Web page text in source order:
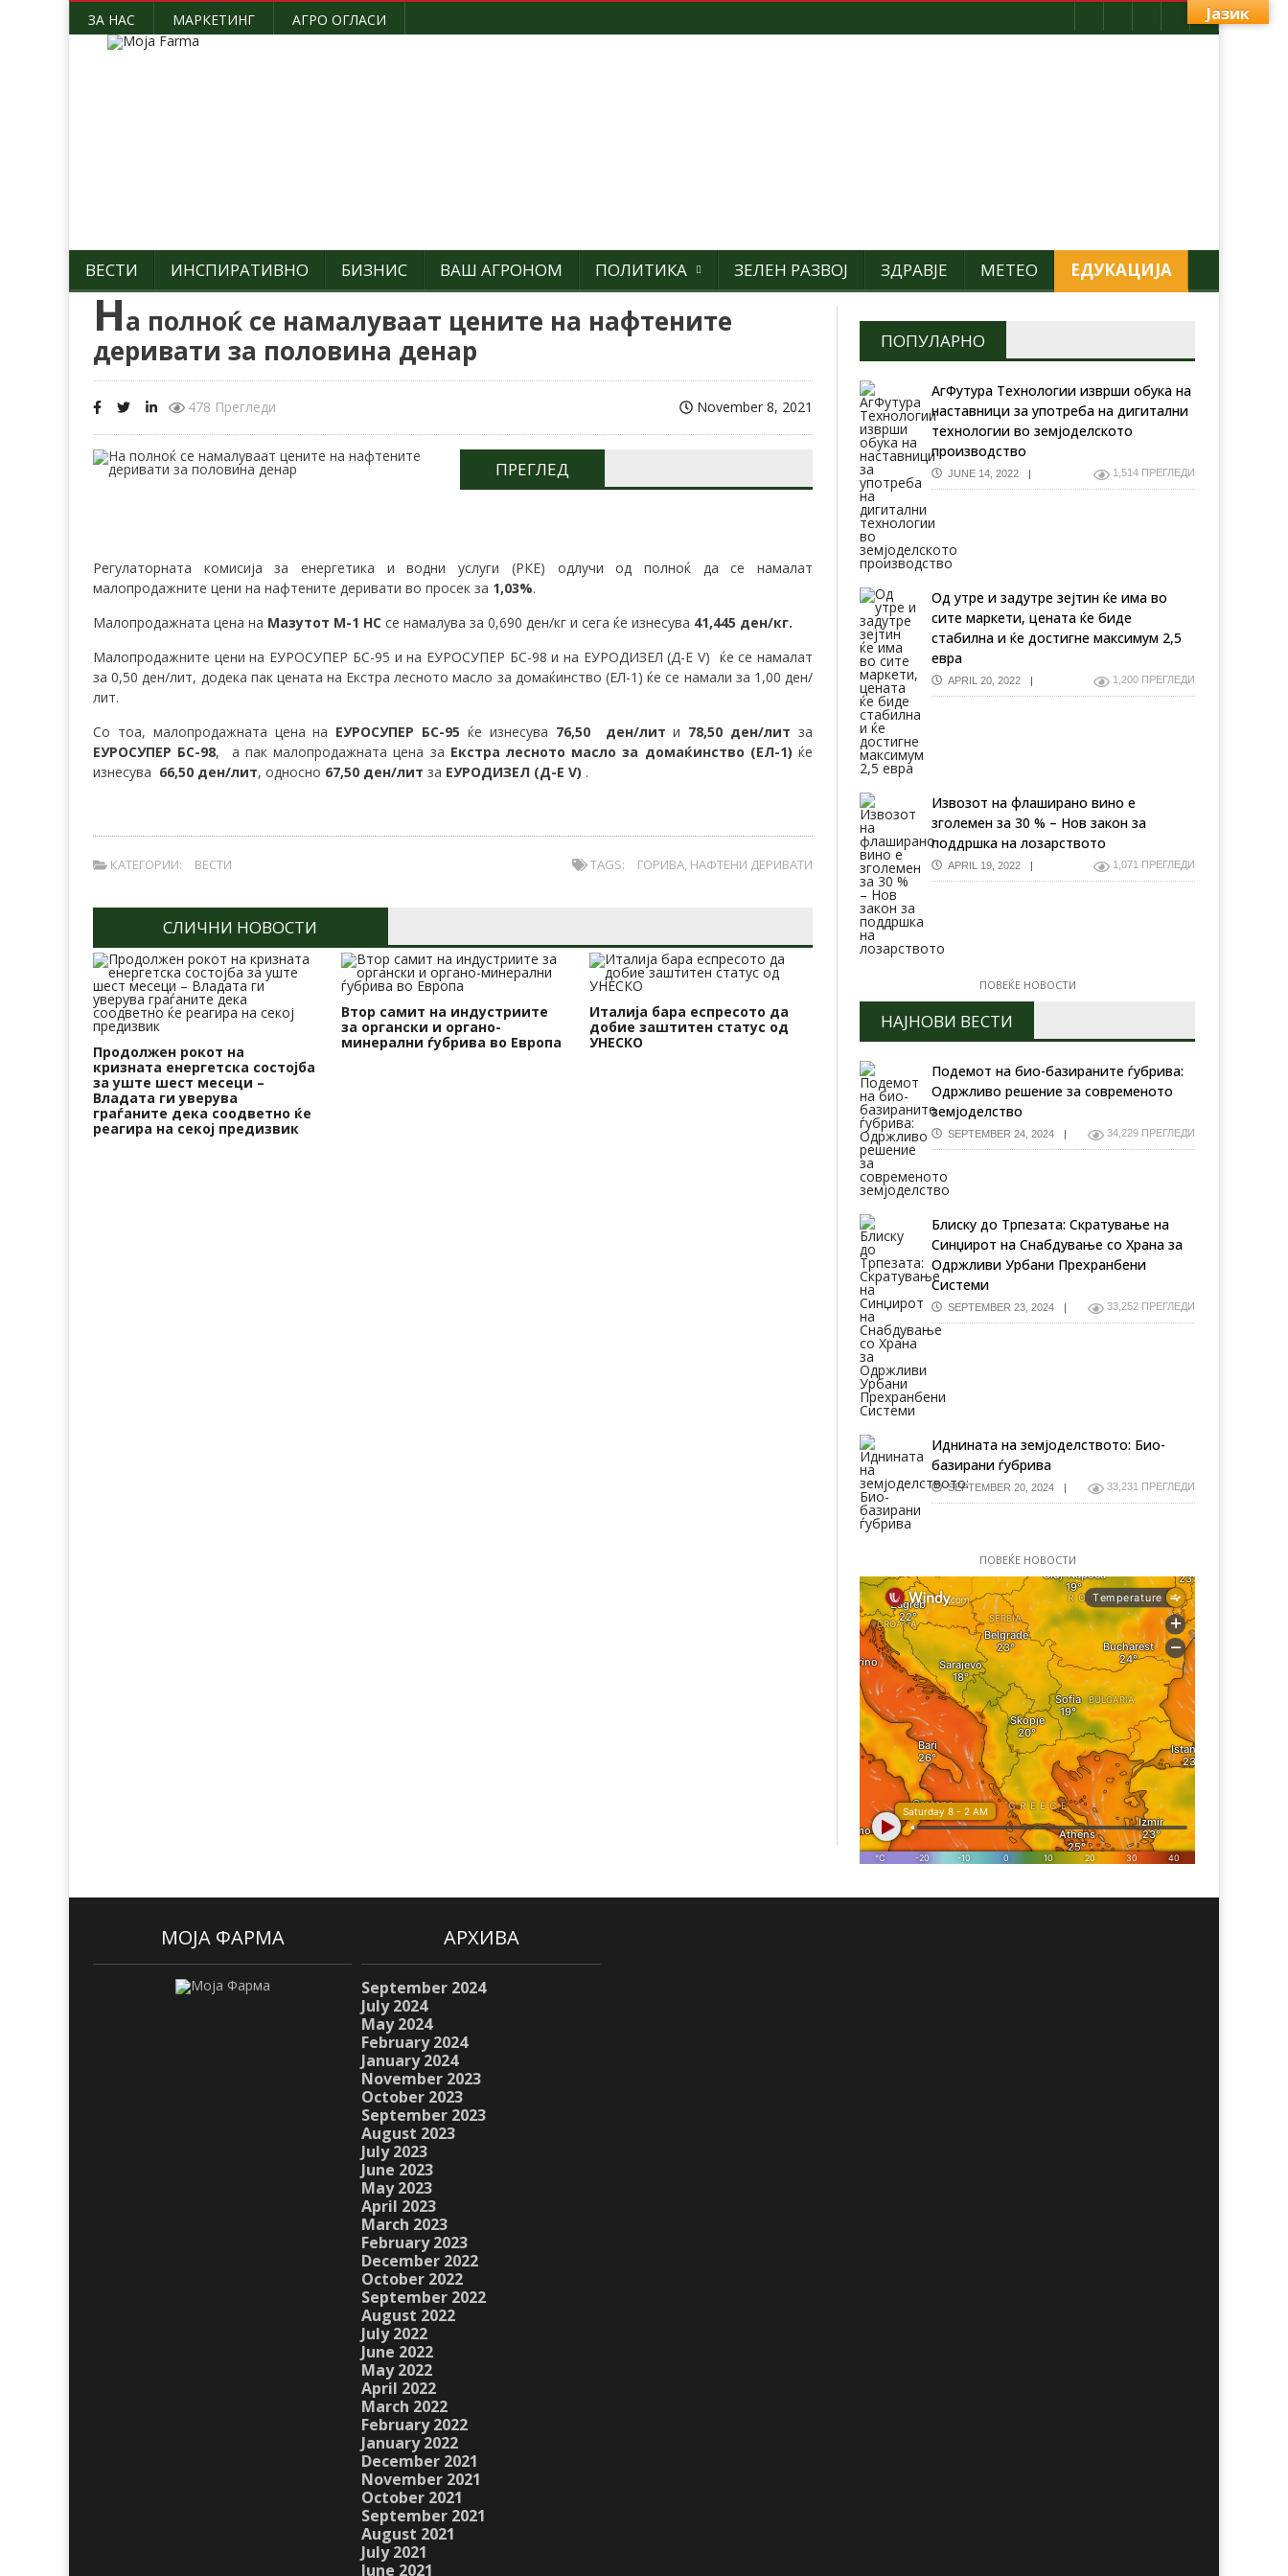
ЗА НАС МАРКЕТИНГ АГРО ОГЛАСИ
ВЕСТИ ИНСПИРАТИВНО БИЗНИС ВАШ АГРОНОМ ПОЛИТИКА ЗЕЛЕН РАЗВОЈ ЗДРАВЈЕ МЕТЕО ЕДУКАЦИЈА
На полноќ се намалуваат цените на нафтените
деривати за половина денар
478 Прегледи November 8, 2021
ПРЕГЛЕД
Регулаторната комисија за енергетика и водни услуги (РКЕ) одлучи од полноќ да се намалат
малопродажните цени на нафтените деривати во просек за 1,03%.
Малопродажната цена на Мазутот М-1 НС се намалува за 0,690 ден/кг и сега ќе изнесува 41,445 ден/кг.
Малопродажните цени на ЕУРОСУПЕР БС-95 и на ЕУРОСУПЕР БС-98 и на ЕУРОДИЗЕЛ (Д-Е V) ќе се намалат
за 0,50 ден/лит, додека пак цената на Екстра лесното масло за домаќинство (ЕЛ-1) ќе се намали за 1,00 ден/
лит.
Со тоа, малопродажната цена на ЕУРОСУПЕР БС-95 ќе изнесува 76,50 ден/лит и 78,50 ден/лит за
ЕУРОСУПЕР БС-98, а пак малопродажната цена за Екстра лесното масло за домаќинство (ЕЛ-1) ќе
изнесува 66,50 ден/лит, односно 67,50 ден/лит за ЕУРОДИЗЕЛ (Д-Е V) .
КАТЕГОРИИ: ВЕСТИ TAGS: ГОРИВА, НАФТЕНИ ДЕРИВАТИ
СЛИЧНИ НОВОСТИ
Продолжен рокот на
кризната енергетска состојба
за уште шест месеци –
Владата ги уверува
граѓаните дека соодветно ќе
реагира на секој предизвик
Втор самит на индустриите
за органски и органо-
минерални ѓубрива во Европа
Италија бара еспресото да
добие заштитен статус од
УНЕСКО
Маричиќ: Евроинтеграциите
не се само стратешки
домашната развојна
стратегија
вештачките ѓубрива
ПОПУЛАРНО
АгФутура Технологии изврши обука на
наставници за употреба на дигитални
технологии во земјоделското
производство
JUNE 14, 2022 1,514 ПРЕГЛЕДИ
Од утре и задутре зејтин ќе има во
сите маркети, цената ќе биде
стабилна и ќе достигне максимум 2,5
евра
APRIL 20, 2022 1,200 ПРЕГЛЕДИ
Извозот на флаширано вино е
зголемен за 30 % – Нов закон за
поддршка на лозарството
APRIL 19, 2022 1,071 ПРЕГЛЕДИ
ПОВЕЌЕ НОВОСТИ
НАЈНОВИ ВЕСТИ
Подемот на био-базираните ѓубрива:
Одржливо решение за современото
земјоделство
SEPTEMBER 24, 2024 34,229 ПРЕГЛЕДИ
Блиску до Трпезата: Скратување на
Синџирот на Снабдување со Храна за
Одржливи Урбани Прехранбени
Системи
SEPTEMBER 23, 2024 33,252 ПРЕГЛЕДИ
Иднината на земјоделството: Био-
базирани ѓубрива
SEPTEMBER 20, 2024 33,231 ПРЕГЛЕДИ
ПОВЕЌЕ НОВОСТИ
МОЈА ФАРМА АРХИВА
September 2024
July 2024
May 2024
February 2024
January 2024
November 2023
October 2023
September 2023
August 2023
July 2023
June 2023
May 2023
April 2023
March 2023
February 2023
December 2022
October 2022
September 2022
August 2022
July 2022
June 2022
May 2022
April 2022
March 2022
February 2022
January 2022
December 2021
November 2021
October 2021
September 2021
August 2021
July 2021
June 2021
Јазик